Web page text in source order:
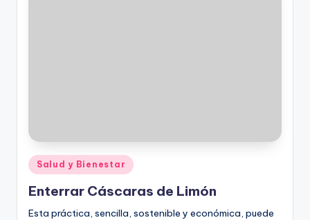
Publicado
en
Salud y Bienestar
Enterrar Cáscaras de Limón
Esta práctica, sencilla, sostenible y económica, puede